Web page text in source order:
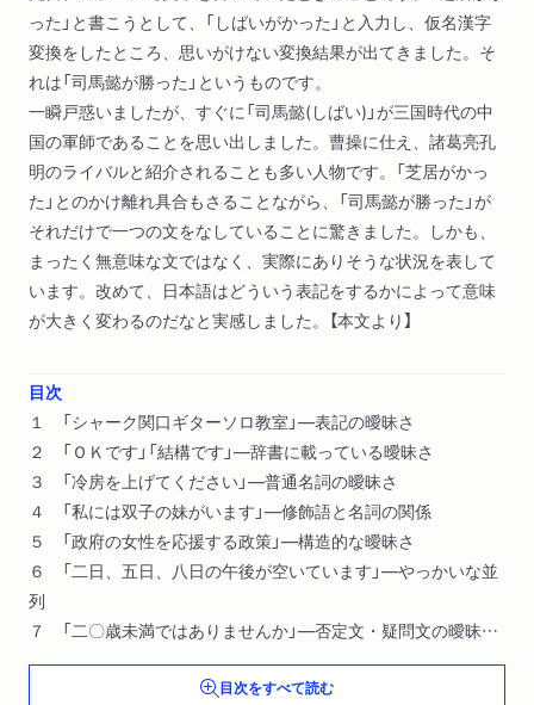
った」と書こうとして、「しばいがかった」と入力し、仮名漢字
変換をしたところ、思いがけない変換結果が出てきました。そ
れは「司馬懿が勝った」というものです。
一瞬戸惑いましたが、すぐに「司馬懿(しばい)」が三国時代の中
国の軍師であることを思い出しました。曹操に仕え、諸葛亮孔
明のライバルと紹介されることも多い人物です。「芝居がかっ
た」とのかけ離れ具合もさることながら、「司馬懿が勝った」が
それだけで一つの文をなしていることに驚きました。しかも、
まったく無意味な文ではなく、実際にありそうな状況を表して
います。改めて、日本語はどういう表記をするかによって意味
が大きく変わるのだなと実感しました。【本文より】
目次
１ 「シャーク関口ギターソロ教室」―表記の曖昧さ
２ 「ＯＫです」「結構です」―辞書に載っている曖昧さ
３ 「冷房を上げてください」―普通名詞の曖昧さ
４ 「私には双子の妹がいます」―修飾語と名詞の関係
５ 「政府の女性を応援する政策」―構造的な曖昧さ
６ 「二日、五日、八日の午後が空いています」―やっかいな並
列
７ 「二〇歳未満ではありませんか」―否定文・疑問文の曖昧さ
８ 「自分はそれですね」―代名詞の曖昧さ
９ 「なるはやでお願いします」―言外の意味と不明確性
目次をすべて読む